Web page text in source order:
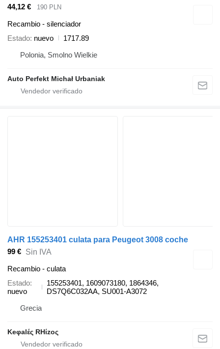
44,12 €
190 PLN
Recambio - silenciador
Estado nuevo
1717.89
Polonia, Smolno Wielkie
Auto Perfekt Michał Urbaniak
AHR 155253401 culata para Peugeot 3008 coche
99 € Sin IVA
Recambio - culata
Estado
nuevo
155253401, 1609073180, 1864346,
DS7Q6C032AA, SU001-A3072
Grecia
Keφalές RHίzoς